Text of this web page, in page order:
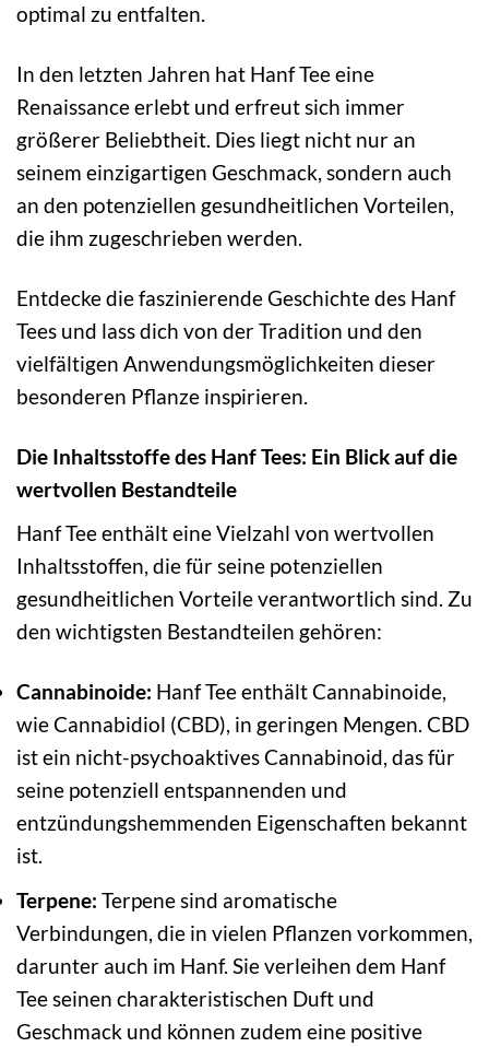
optimal zu entfalten.
In den letzten Jahren hat Hanf Tee eine
Renaissance erlebt und erfreut sich immer
größerer Beliebtheit. Dies liegt nicht nur an
seinem einzigartigen Geschmack, sondern auch
an den potenziellen gesundheitlichen Vorteilen,
die ihm zugeschrieben werden.
Entdecke die faszinierende Geschichte des Hanf
Tees und lass dich von der Tradition und den
vielfältigen Anwendungsmöglichkeiten dieser
besonderen Pflanze inspirieren.
Die Inhaltsstoffe des Hanf Tees: Ein Blick auf die
wertvollen Bestandteile
Hanf Tee enthält eine Vielzahl von wertvollen
Inhaltsstoffen, die für seine potenziellen
gesundheitlichen Vorteile verantwortlich sind. Zu
den wichtigsten Bestandteilen gehören:
Cannabinoide: Hanf Tee enthält Cannabinoide,
wie Cannabidiol (CBD), in geringen Mengen. CBD
ist ein nicht-psychoaktives Cannabinoid, das für
seine potenziell entspannenden und
entzündungshemmenden Eigenschaften bekannt
ist.
Terpene: Terpene sind aromatische
Verbindungen, die in vielen Pflanzen vorkommen,
darunter auch im Hanf. Sie verleihen dem Hanf
Tee seinen charakteristischen Duft und
Geschmack und können zudem eine positive